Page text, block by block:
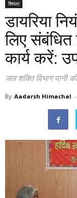
शिमला
डायरिया
लिए
कार्य करें:
जल शक्ति विभाग पानी
By Aadarsh Himachal -